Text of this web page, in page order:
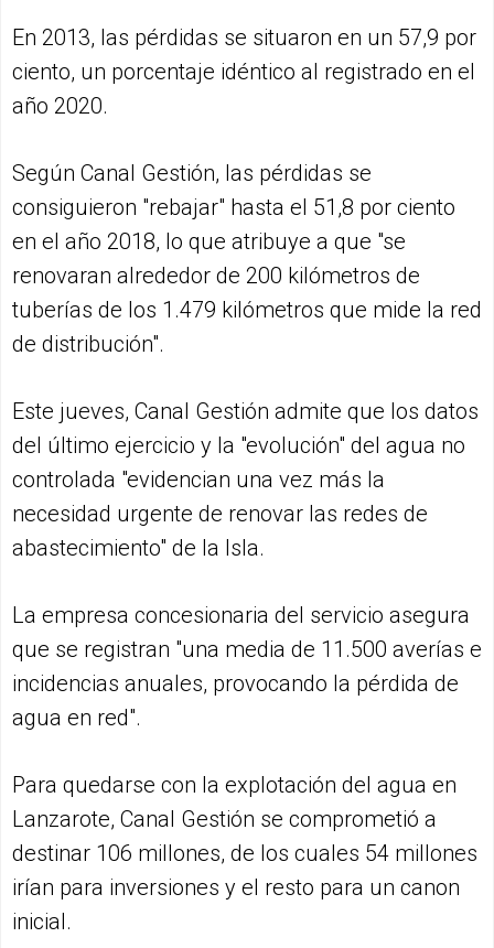
En 2013, las pérdidas se situaron en un 57,9 por
ciento, un porcentaje idéntico al registrado en el
año 2020.
Según Canal Gestión, las pérdidas se
consiguieron "rebajar" hasta el 51,8 por ciento
en el año 2018, lo que atribuye a que "se
renovaran alrededor de 200 kilómetros de
tuberías de los 1.479 kilómetros que mide la red
de distribución".
Este jueves, Canal Gestión admite que los datos
del último ejercicio y la "evolución" del agua no
controlada "evidencian una vez más la
necesidad urgente de renovar las redes de
abastecimiento" de la Isla.
La empresa concesionaria del servicio asegura
que se registran "una media de 11.500 averías e
incidencias anuales, provocando la pérdida de
agua en red".
Para quedarse con la explotación del agua en
Lanzarote, Canal Gestión se comprometió a
destinar 106 millones, de los cuales 54 millones
irían para inversiones y el resto para un canon
inicial.